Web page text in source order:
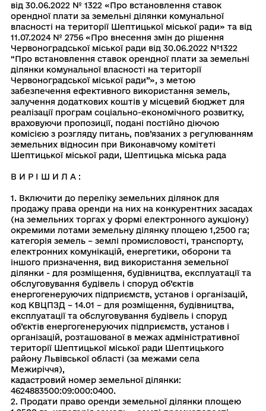
від 30.06.2022 № 1322 «Про встановлення ставок
орендної плати за земельні ділянки комунальної
власності на території Шептицької міської ради» та від
11.07.2024 № 2756 «Про внесення змін до рішення
Червоноградської міської ради від 30.06.2022 №1322
“Про встановлення ставок орендної плати за земельні
ділянки комунальної власності на території
Червоноградської міської ради”», з метою
забезпечення ефективного використання земель,
залучення додаткових коштів у місцевий бюджет для
реалізації програм соціально-економічного розвитку,
враховуючи пропозиції, подані постiйно дiючою
комiсiєю з розгляду питань, пов’язаних з регулюванням
земельних вiдносин при Виконавчому комiтетi
Шептицької мiської ради, Шептицька мiська рада
В И Р І Ш И Л А :
1. Включити до переліку земельних ділянок для
продажу права оренди на них на конкурентних засадах
(на земельних торгах у формі електронного аукціону)
окремими лотами земельну ділянку площею 1,2500 га;
категорія земель – землі промисловості, транспорту,
електронних комунікацій, енергетики, оборони та
іншого призначення, вид використання земельної
ділянки - для розміщення, будівництва, експлуатації та
обслуговування будівель і споруд об’єктів
енергогенеруючих підприємств, установ і організацій,
код КВЦПЗД – 14.01 – для розміщення, будівництва,
експлуатації та обслуговування будівель і споруд
об’єктів енергогенеруючих підприємств, установ і
організацій, розташованої в межах адміністративної
території Шептицької міської ради Шептицького
району Львівської області (за межами села
Межиріччя),
кадастровий номер земельної ділянки:
4624883500:09:000:0400.
2. Продати право оренди земельної ділянки площею